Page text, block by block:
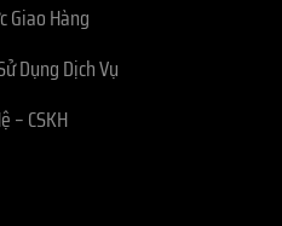
Giao Hàng
Dụng Dịch Vụ
– CSKH